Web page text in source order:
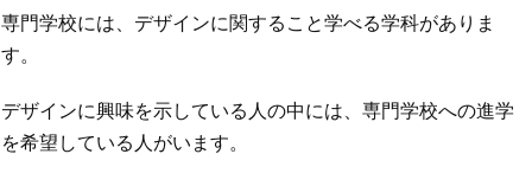
専門学校には、デザインに関すること学べる学科がありま
す。
デザインに興味を示している人の中には、専門学校への進学
を希望している人がいます。